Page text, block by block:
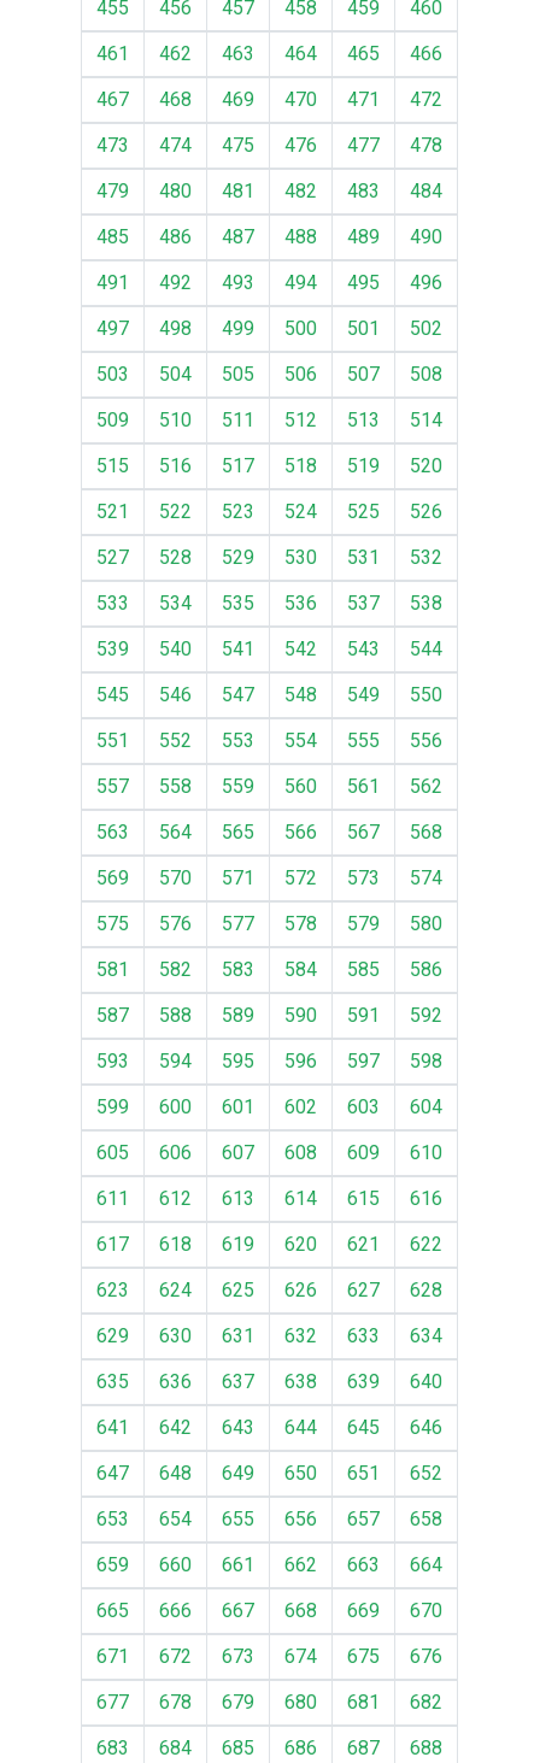
455 456 457 458 459
460
461
462 463 464 465
466
467
468 469 470 471
472
473
474 475 476 477
478
479
480 481 482 483
484
485
486 487 488 489
490
491
492 493 494 495
496
497
498 499 500 501
502
503
504 505 506 507
508
509
510 511 512 513
514
515
516 517 518 519
520
521
522 523 524 525
526
527
528 529 530 531
532
533
534 535 536 537
538
539
540 541 542 543
544
545
546 547 548 549
550
551
552 553 554 555
556
557
558 559 560 561
562
563
564 565 566 567
568
569
570 571 572 573
574
575
576 577 578 579
580
581
582 583 584 585
586
587
588 589 590 591
592
593
594 595 596 597
598
599
600 601 602 603
604
605
606 607 608 609
610
611
612 613 614 615
616
617
618 619 620 621
622
623
624 625 626 627
628
629
630 631 632 633
634
635
636 637 638 639
640
641
642 643 644 645
646
647
648 649 650 651
652
653
654 655 656 657
658
659
660 661 662 663
664
665
666 667 668 669
670
671
672 673 674 675
676
677
678 679 680 681
682
683
684 685 686 687
688